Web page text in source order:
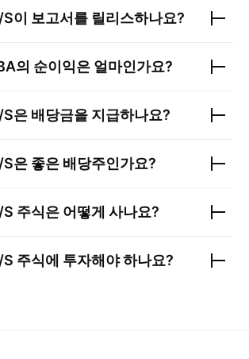
S이 보고서를 릴리스하나요?
의 순이익은 얼마인가요?
S은 배당금을 지급하나요?
S은 좋은 배당주인가요?
S 주식은 어떻게 사나요?
S 주식에 투자해야 하나요?